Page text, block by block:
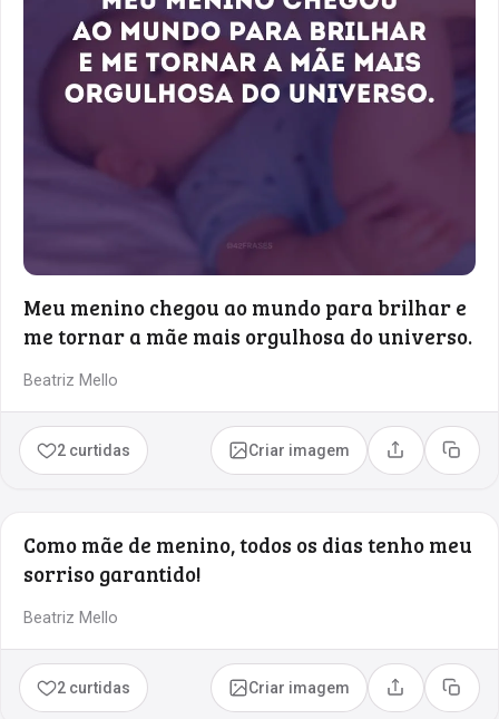
Meu menino chegou ao mundo para brilhar e
me tornar a mãe mais orgulhosa do universo.
Beatriz Mello
2 curtidas Criar imagem Compartilhar
Copiar
Como mãe de menino, todos os dias tenho meu
sorriso garantido!
Beatriz Mello
2 curtidas Criar imagem Compartilhar
Copiar